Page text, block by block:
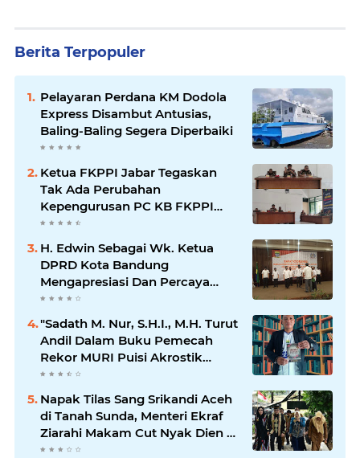
Berita Terpopuler
Pelayaran Perdana KM Dodola
Express Disambut Antusias,
Baling-Baling Segera Diperbaiki
Ketua FKPPI Jabar Tegaskan
Tak Ada Perubahan
Kepengurusan PC KB FKPPI
Sumedang, Ketua Cabang
H. Edwin Sebagai Wk. Ketua
DPRD Kota Bandung
Mengapresiasi Dan Percaya
Penuh Kepada Kepemimpinan
Lpm Kota Bandung Periode
2021-2026
"Sadath M. Nur, S.H.I., M.H. Turut
Andil Dalam Buku Pemecah
Rekor MURI Puisi Akrostik
Terbanyak
Napak Tilas Sang Srikandi Aceh
di Tanah Sunda, Menteri Ekraf
Ziarahi Makam Cut Nyak Dien di
Sumedang